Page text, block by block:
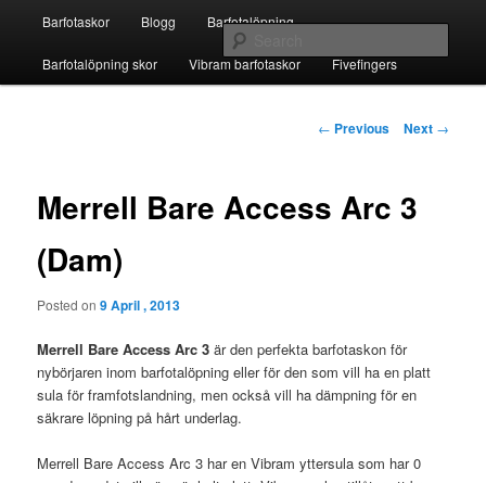
primary
contentBarfotaskor
Barfotaskor Blogg Barfotalöpning
Barfotalöpning skor Vibram barfotaskor Fivefingers
Post
← Previous Next →
Merrell Bare Access Arc 3
(Dam)
Posted on9 April , 2013
Merrell Bare Access Arc 3är den perfekta barfotaskon för
nybörjaren inom barfotalöpning eller för den som vill ha en platt
sula för framfotslandning, men också vill ha dämpning för en
säkrare löpning på hårt underlag.
Merrell Bare Access Arc 3 har en Vibram yttersula som har 0